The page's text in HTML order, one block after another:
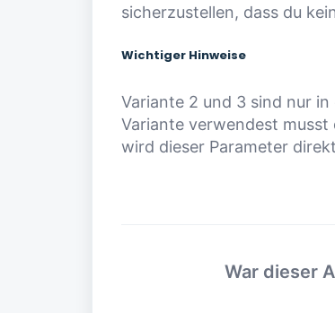
sicherzustellen, dass du
Wichtiger Hinweise
Variante 2 und 3 sind nur
Variante verwendest
wird dieser Parameter
War dieser